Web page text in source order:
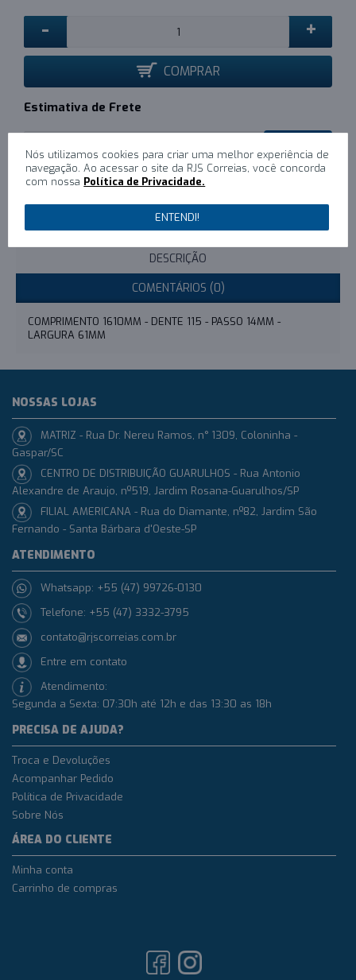
- +
COMPRAR
Estimativa de Frete
Escreva um comentário
DESCRIÇÃO
COMENTÁRIOS (0)
COMPRIMENTO 1610MM - DENTE 115 - PASSO 14MM -
LARGURA 61MM
Nós utilizamos cookies para criar uma melhor experiência de
navegação. Ao acessar o site da RJS Correias, você concorda
com nossa Política de Privacidade.
ENTENDI!
NOSSAS LOJAS
MATRIZ - Rua Dr. Nereu Ramos, n° 1309, Coloninha -
Gaspar/SC
CENTRO DE DISTRIBUIÇÃO GUARULHOS - Rua Antonio
Alexandre de Araujo, nº519, Jardim Rosana-Guarulhos/SP
FILIAL AMERICANA - Rua do Diamante, nº82, Jardim São
Fernando - Santa Bárbara d'Oeste-SP
ATENDIMENTO
Whatsapp: +55 (47) 99726-0130
Telefone: +55 (47) 3332-3795
contato@rjscorreias.com.br
Entre em contato
Atendimento:
Segunda a Sexta: 07:30h até 12h e das 13:30 as 18h
PRECISA DE AJUDA?
Troca e Devoluções
Acompanhar Pedido
Política de Privacidade
Sobre Nós
ÁREA DO CLIENTE
Minha conta
Carrinho de compras